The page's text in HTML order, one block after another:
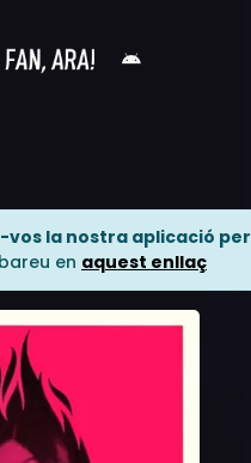
la nostra aplicació per
en aquest enllaç